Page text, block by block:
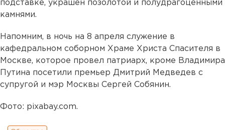
подставке, украшен позолотой и полудрагоценными
камнями.
Напомним, в ночь на 8 апреля служение в
кафедральном соборном Храме Христа Спасителя в
Москве, которое провел патриарх, кроме Владимира
Путина посетили премьер Дмитрий Медведев с
супругой и мэр Москвы Сергей Собянин.
Фото: pixabay.com.